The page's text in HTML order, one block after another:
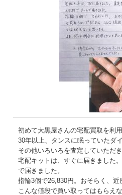
初めて大黒屋さんの宅配買取を利用
30年以上、タンスに眠っていたダ
その他いろいろを査定していただき
宅配キットは、すぐに届きました
で届きました。
指輪3個で26,830円。おそらく、近
こんな値段で買い取ってはもらえ